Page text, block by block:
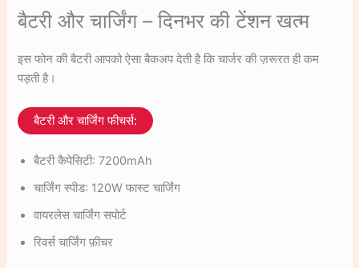
बैटरी और चार्जिंग – दिनभर की टेंशन खत्म
इस फोन की बैटरी आपको ऐसा बैकअप देती है कि चार्जर की ज़रूरत ही कम
पड़ती है।
बैटरी और चार्जिंग फीचर्स:
बैटरी कैपेसिटी: 7200mAh
चार्जिंग स्पीड: 120W फास्ट चार्जिंग
वायरलेस चार्जिंग सपोर्ट
रिवर्स चार्जिंग फ़ीचर